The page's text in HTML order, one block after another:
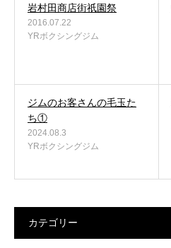
岩村田商店街祇園祭
2016.07.22
YRボクシングジム
ジムのお客さんの毛玉た
ち①
2024.08.3
YRボクシングジム
カテゴリー